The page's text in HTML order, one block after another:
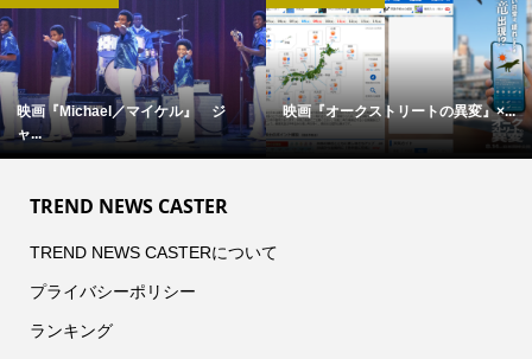
映画『Michael／マイケル』 ジ
ャ...
映画『オークストリートの異変』×...
TREND NEWS CASTER
TREND NEWS CASTERについて
プライバシーポリシー
ランキング